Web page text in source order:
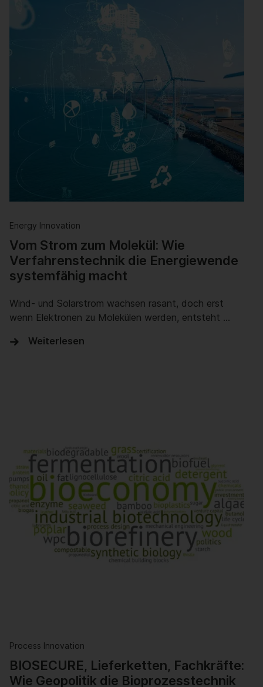
Energy Innovation
Vom Strom zum Molekül: Wie
Verfahrenstechnik die Energiewende
systemfähig macht
Wind- und Solarstrom wachsen rasant, doch erst
wenn Elektronen zu Molekülen werden, entsteht …
Weiterlesen
Process Innovation
BIOSECURE, Lieferketten, Fachkräfte:
Wie Geopolitik die Bioprozesstechnik